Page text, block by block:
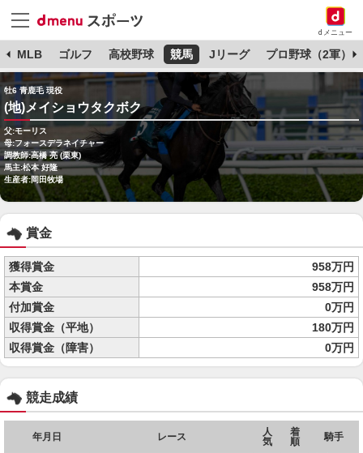
dメニュー
MLB ゴルフ 高校野球 競馬 Jリーグ プロ野球（2軍）
牡6 青鹿毛 現役
(地)メイショウタクボク
父:モーリス
母:フォースデラネイチャー
調教師:高橋 亮 (栗東)
馬主:松本 好隆
生産者:岡田牧場
賞金
獲得賞金
958万円
本賞金
958万円
付加賞金
0万円
収得賞金（平地）
180万円
収得賞金（障害）
0万円
競走成績
年月日 レース
人
気
着
順
騎手